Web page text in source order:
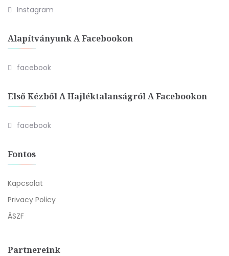
Instagram
Alapítványunk A Facebookon
facebook
Első Kézből A Hajléktalanságról A Facebookon
facebook
Fontos
Kapcsolat
Privacy Policy
ÁSZF
Partnereink